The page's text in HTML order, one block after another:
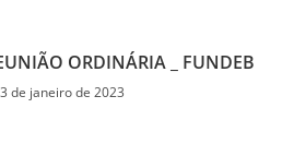
ORDINÁRIA _ FUNDEB
de janeiro de 2023